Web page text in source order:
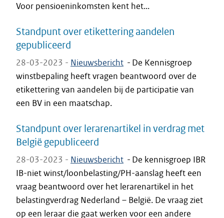
Voor pensioeninkomsten kent het...
Standpunt over etikettering aandelen
gepubliceerd
28-03-2023 - Nieuwsbericht - De Kennisgroep
winstbepaling heeft vragen beantwoord over de
etikettering van aandelen bij de participatie van
een BV in een maatschap.
Standpunt over lerarenartikel in verdrag met
België gepubliceerd
28-03-2023 - Nieuwsbericht - De kennisgroep IBR
IB-niet winst/loonbelasting/PH-aanslag heeft een
vraag beantwoord over het lerarenartikel in het
belastingverdrag Nederland – België. De vraag ziet
op een leraar die gaat werken voor een andere